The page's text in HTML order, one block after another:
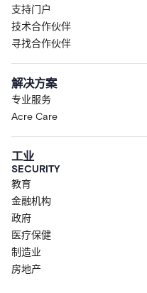
支持门户
技术合作伙伴
寻找合作伙伴
解决方案
专业服务
Acre Care
工业
SECURITY
教育
金融机构
政府
医疗保健
制造业
房地产